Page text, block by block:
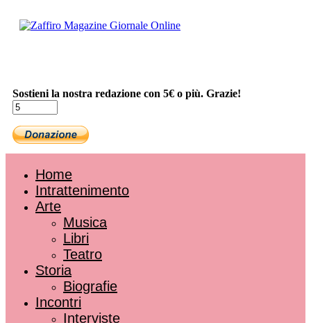
Sostieni la nostra redazione con 5€ o più. Grazie!
Home
Intrattenimento
Arte
Musica
Libri
Teatro
Storia
Biografie
Incontri
Interviste